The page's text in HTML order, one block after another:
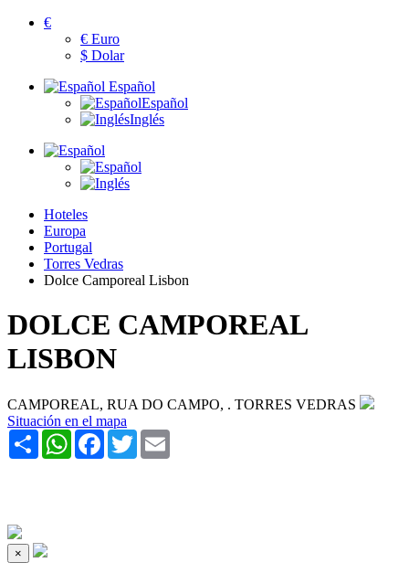
€
€ Euro
$ Dolar
Español
Español
Inglés
Hoteles
Europa
Portugal
Torres Vedras
Dolce Camporeal Lisbon
DOLCE CAMPOREAL
LISBON
CAMPOREAL, RUA DO CAMPO, . TORRES VEDRAS
Situación en el mapa
Share WhatsAppFacebook
Twitter
×